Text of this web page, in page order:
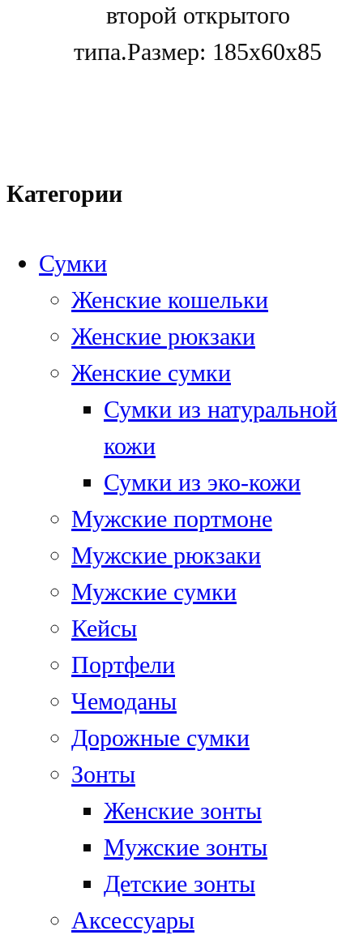
второй открытого
типа.Размер: 185x60x85
Категории
Сумки
Женские кошельки
Женские рюкзаки
Женские сумки
Сумки из натуральной
кожи
Сумки из эко-кожи
Мужские портмоне
Мужские рюкзаки
Мужские сумки
Кейсы
Портфели
Чемоданы
Дорожные сумки
Зонты
Женские зонты
Мужские зонты
Детские зонты
Аксессуары